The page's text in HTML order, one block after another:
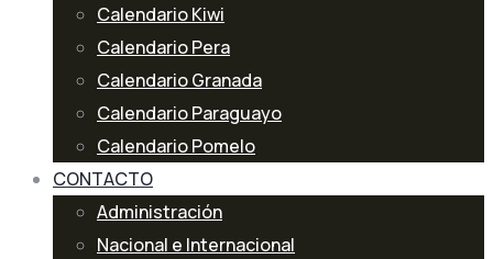
Calendario Kiwi
Calendario Pera
Calendario Granada
Calendario Paraguayo
Calendario Pomelo
CONTACTO
Administración
Nacional e Internacional